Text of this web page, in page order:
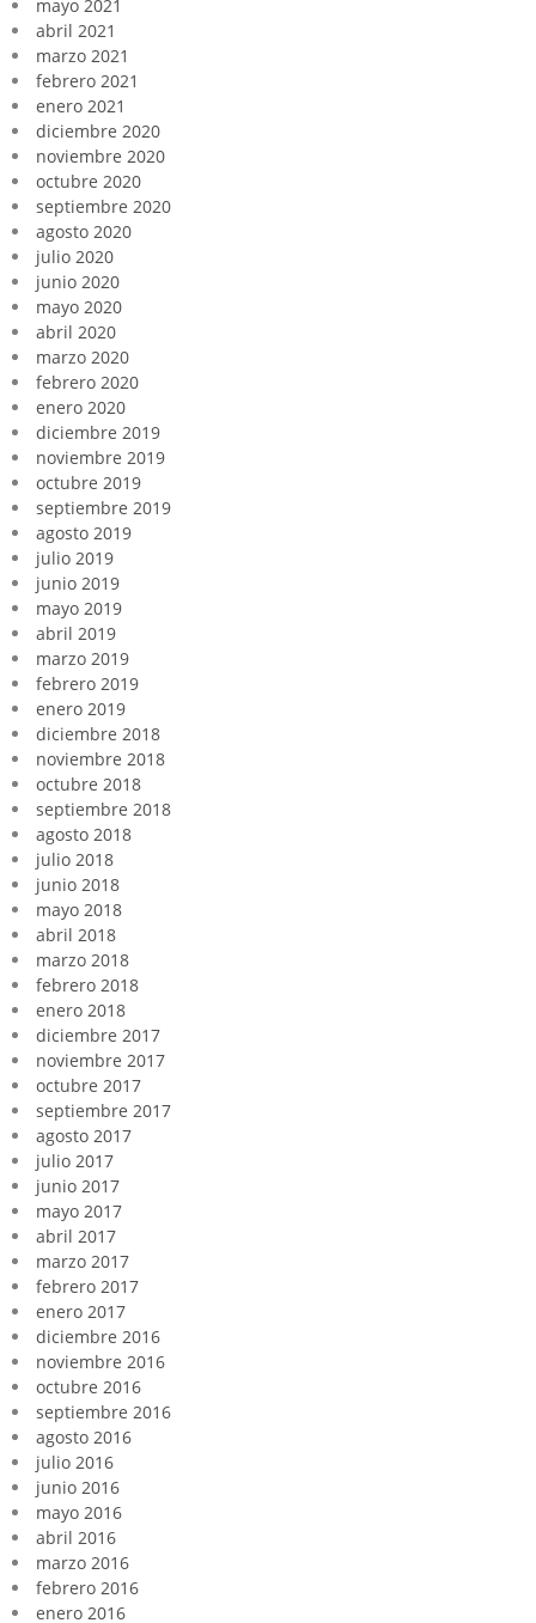
mayo 2021
abril 2021
marzo 2021
febrero 2021
enero 2021
diciembre 2020
noviembre 2020
octubre 2020
septiembre 2020
agosto 2020
julio 2020
junio 2020
mayo 2020
abril 2020
marzo 2020
febrero 2020
enero 2020
diciembre 2019
noviembre 2019
octubre 2019
septiembre 2019
agosto 2019
julio 2019
junio 2019
mayo 2019
abril 2019
marzo 2019
febrero 2019
enero 2019
diciembre 2018
noviembre 2018
octubre 2018
septiembre 2018
agosto 2018
julio 2018
junio 2018
mayo 2018
abril 2018
marzo 2018
febrero 2018
enero 2018
diciembre 2017
noviembre 2017
octubre 2017
septiembre 2017
agosto 2017
julio 2017
junio 2017
mayo 2017
abril 2017
marzo 2017
febrero 2017
enero 2017
diciembre 2016
noviembre 2016
octubre 2016
septiembre 2016
agosto 2016
julio 2016
junio 2016
mayo 2016
abril 2016
marzo 2016
febrero 2016
enero 2016